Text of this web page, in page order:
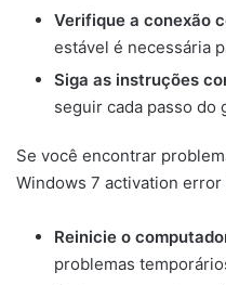
Verifique a conexão
estável é necessária
Siga as instruções
seguir cada passo do
Se você encontrar
Windows 7 activation error
Reinicie o
problemas